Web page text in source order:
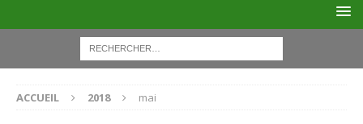
ACCUEIL 2018 mai